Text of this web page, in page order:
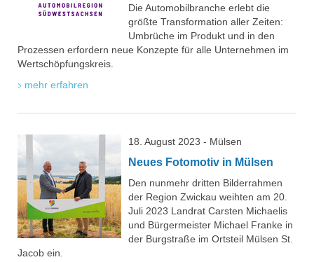
Die Automobilbranche erlebt die
größte Transformation aller Zeiten:
Umbrüche im Produkt und in den
Prozessen erfordern neue Konzepte für alle Unternehmen im
Wertschöpfungskreis.
mehr erfahren
18. August 2023 - Mülsen
Neues Fotomotiv in Mülsen
Den nunmehr dritten Bilderrahmen
der Region Zwickau weihten am 20.
Juli 2023 Landrat Carsten Michaelis
und Bürgermeister Michael Franke in
der Burgstraße im Ortsteil Mülsen St.
Jacob ein.